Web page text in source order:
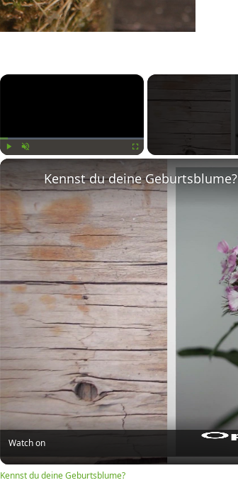
×
Kennst du deine Geburtsblume?
Watch on
Kennst du deine Geburtsblume?